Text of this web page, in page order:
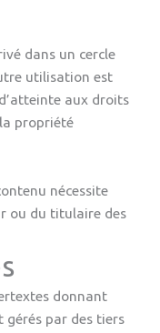
dans un cercle
utilisation est
aux droits
propriété
nécessite
ou du titulaire des
donnant
gérés par des tiers